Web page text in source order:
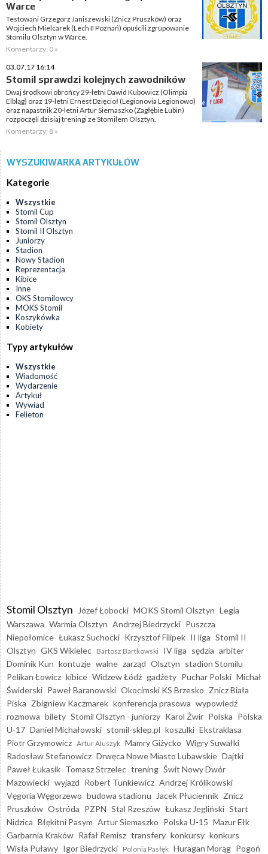
Warce
Testowani Grzegorz Janiszewski (Znicz Pruszków) oraz
Wojciech Mielcarek (Lech II Poznań) opuścili zgrupowanie
Stomilu Olsztyn w Warce.
Komentarzy: 0 »
03.07.17 16:14
Stomil sprawdzi kolejnych zawodników
Dwaj środkowi obrońcy 29-letni Dawid Kubowicz (Olimpia
Elbląg) oraz 19-letni Ernest Dzięcioł (Legionovia Legionowo)
oraz napastnik 20-letni Artur Siemaszko (Zagłębie Lubin)
rozpoczęli dzisiaj treningi ze Stomilem Olsztyn.
Komentarzy: 8 »
WYSZUKIWARKA ARTYKUŁÓW
Kategorie
Wszystkie
Stomil Cup
Stomil Olsztyn
Stomil II Olsztyn
Juniorzy
Stadion
Nowy Stadion
Reprezentacja
Kibice
Inne
OKS Stomilowcy
MOKS Stomil
Koszykówka
Kobiety
Typy artykułów
Wszystkie
Wiadomość
Wydarzenie
Artykuł
Wywiad
Felieton
Stomil Olsztyn Józef Łobocki MOKS Stomil Olsztyn Legia
Warszawa Warmia Olsztyn Andrzej Biedrzycki Puszcza
Niepołomice Łukasz Suchocki Krzysztof Filipek II liga Stomil II
Olsztyn GKS Wikielec Bartosz Bartkowski IV liga sędzia arbiter
Dominik Kun kontuzje walne zarząd Olsztyn stadion Stomilu
Pelikan Łowicz kibice Widzew Łódź gadżety Puchar Polski Michał
Świderski Paweł Baranowski Okocimski KS Brzesko Znicz Biała
Piska Zbigniew Kaczmarek konferencja prasowa wypowiedź
rozmowa bilety Stomil Olsztyn - juniorzy Karol Żwir Polska Polska
U-17 Daniel Michałowski stomil-sklep.pl koszulki Ekstraklasa
Piotr Grzymowicz Artur Aluszyk Mamry Giżycko Wigry Suwałki
Radosław Stefanowicz Drwęca Nowe Miasto Lubawskie Dajtki
Paweł Łukasik Tomasz Strzelec trening Świt Nowy Dwór
Mazowiecki wyjazd Robert Tunkiewicz Andrzej Królikowski
Vęgoria Węgorzewo budowa stadionu Jacek Płuciennik Znicz
Pruszków Ostróda PZPN Stal Rzeszów Łukasz Jegliński Start
Nidzica Błękitni Pasym Artur Siemaszko Polska U-15 Mazur Ełk
Garbarnia Kraków Rafał Remisz transfery konkursy konkurs
Wisła Puławy Igor Biedrzycki Polonia Pasłęk Huragan Morąg Pogoń